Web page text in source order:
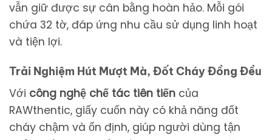
vẫn giữ được sự cân bằng hoàn hảo. Mỗi gói
chứa 32 tờ, đáp ứng nhu cầu sử dụng linh hoạt
và tiện lợi.
Trải Nghiệm Hút Mượt Mà, Đốt Cháy Đồng Đều
Với công nghệ chế tác tiên tiến của
RAWthentic, giấy cuốn này có khả năng đốt
cháy chậm và ổn định, giúp người dùng tận